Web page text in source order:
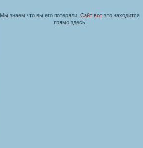
Мы знаем,что вы его потеряли. Сайт вот это находится
прямо здесь!